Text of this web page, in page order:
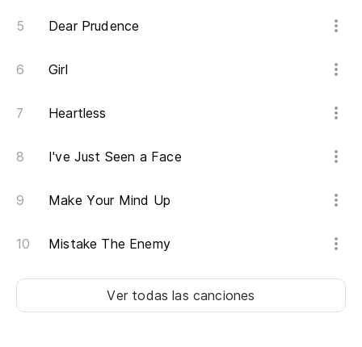
Dear Prudence
Girl
Heartless
I've Just Seen a Face
Make Your Mind Up
Mistake The Enemy
Ver todas las canciones